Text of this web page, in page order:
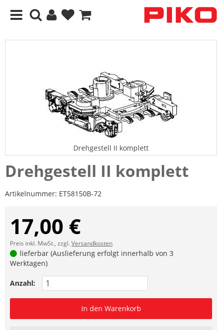
Drehgestell II komplett
Drehgestell II komplett
Artikelnummer: ET58150B-72
17,00 €
Preis inkl. MwSt., zzgl.Versandkosten
lieferbar (Auslieferung erfolgt innerhalb von 3
Werktagen)
Anzahl:
In den Warenkorb